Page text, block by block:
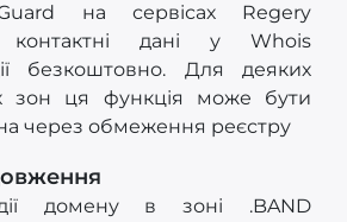
на сервісах Regery
контактні дані у Whois
безкоштовно. Для деяких
зон ця функція може бути
через обмеження реєстру
домену в зоні .BAND